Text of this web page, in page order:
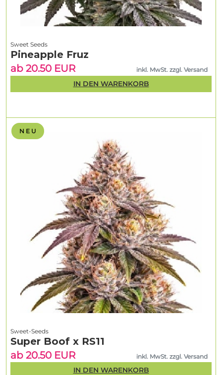
N E U
Sweet-Seeds
Super Boof x RS11
ab 20.50 EUR
inkl. MwSt. zzgl. Versand
IN DEN WARENKORB
Sweet Seeds
Pineapple Fruz
ab 20.50 EUR
inkl. MwSt. zzgl. Versand
IN DEN WARENKORB